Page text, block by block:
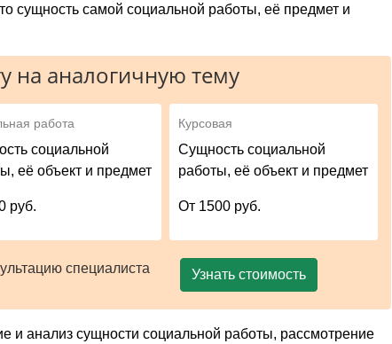
сущность самой социальной работы, её предмет и
на аналогичную тему
работа
социальной
её объект и предмет
руб.
Курсовая
Сущность социальной
работы, её объект и предмет
От 1500 руб.
специалиста
Узнать стоимость
и анализ сущности социальной работы, рассмотрение